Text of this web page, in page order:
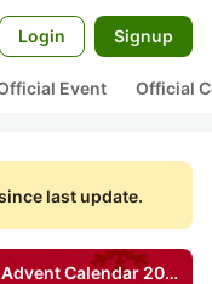
Login Signup
Event Official
last update.
Calendar 2013